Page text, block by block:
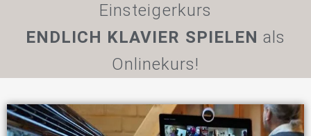
Einsteigerkurs
ENDLICH KLAVIER SPIELEN als
Onlinekurs!